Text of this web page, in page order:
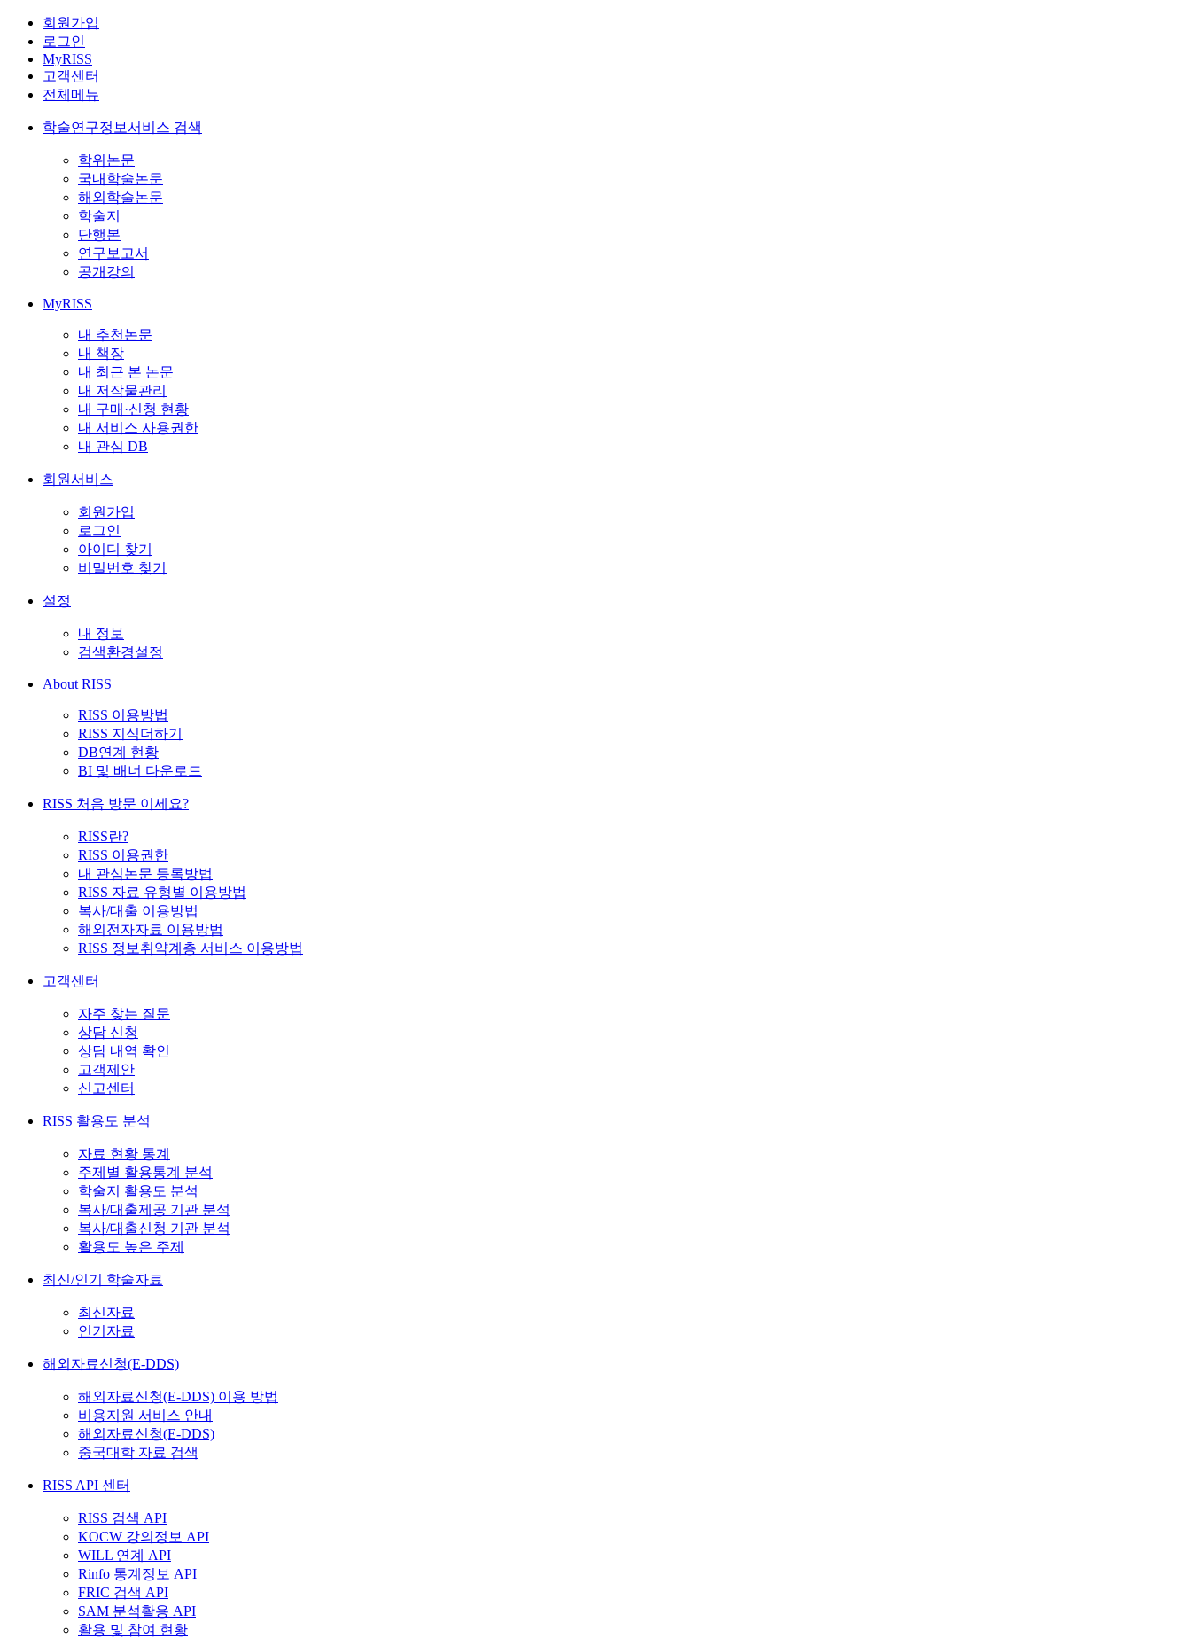
회원가입
로그인
MyRISS
고객센터
전체메뉴
학술연구정보서비스 검색
학위논문
국내학술논문
해외학술논문
학술지
단행본
연구보고서
공개강의
MyRISS
내 추천논문
내 책장
내 최근 본 논문
내 저작물관리
내 구매·신청 현황
내 서비스 사용권한
내 관심 DB
회원서비스
회원가입
로그인
아이디 찾기
비밀번호 찾기
설정
내 정보
검색환경설정
About RISS
RISS 이용방법
RISS 지식더하기
DB연계 현황
BI 및 배너 다운로드
RISS 처음 방문 이세요?
RISS란?
RISS 이용권한
내 관심논문 등록방법
RISS 자료 유형별 이용방법
복사/대출 이용방법
해외전자자료 이용방법
RISS 정보취약계층 서비스 이용방법
고객센터
자주 찾는 질문
상담 신청
상담 내역 확인
고객제안
신고센터
RISS 활용도 분석
자료 현황 통계
주제별 활용통계 분석
학술지 활용도 분석
복사/대출제공 기관 분석
복사/대출신청 기관 분석
활용도 높은 주제
최신/인기 학술자료
최신자료
인기자료
해외자료신청(E-DDS)
해외자료신청(E-DDS) 이용 방법
비용지원 서비스 안내
해외자료신청(E-DDS)
중국대학 자료 검색
RISS API 센터
RISS 검색 API
KOCW 강의정보 API
WILL 연계 API
Rinfo 통계정보 API
FRIC 검색 API
SAM 분석활용 API
활용 및 참여 현황